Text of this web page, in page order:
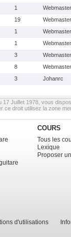
1
19
1
1
3
8
3
Johanrc
Juillet 1978, vous
ce droit utilisez la zone
COURS
Tous les
Lexique
Proposer
d'utilisations